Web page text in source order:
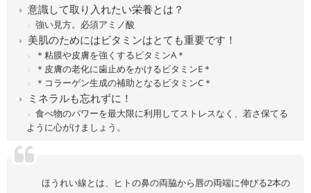
意識して取り入れたい栄養とは？
強い見方。必須アミノ酸
美肌のためにはビタミンはとても重要です！
＊粘膜や皮膚を強くするビタミンA＊
＊皮膚の老化に歯止めをかけるビタミンE＊
＊コラーゲン生成の補助となるビタミンC＊
ミネラルも忘れずに！
食べ物のパワーを最大限に利用してストレスなく、若さ保てる
ように心がけましょう。
ほうれい線とは、ヒトの鼻の両脇から唇の両端に伸びる2本の